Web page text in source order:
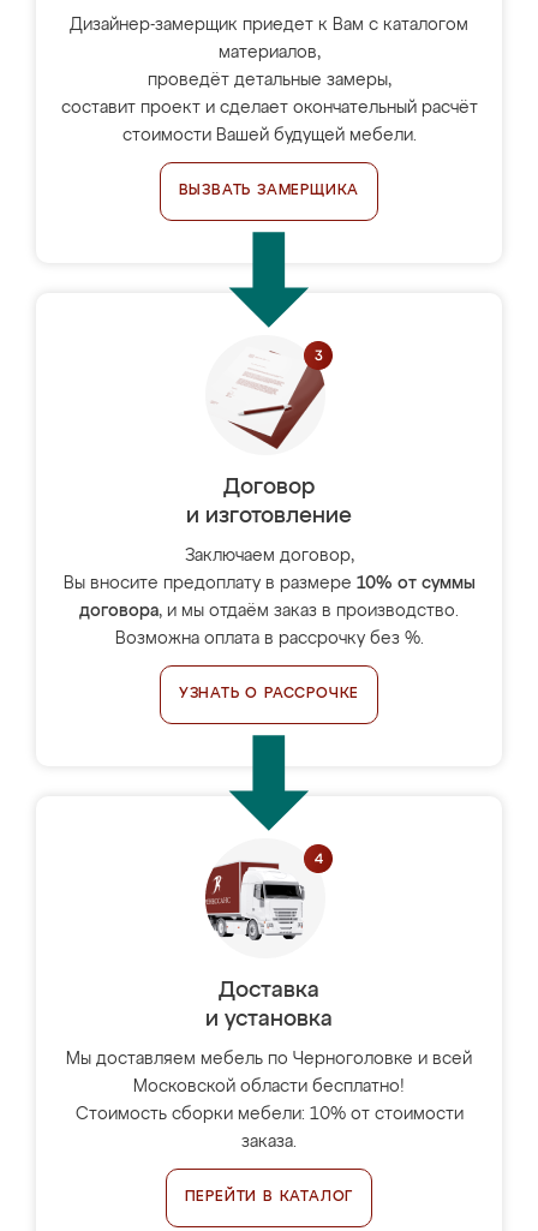
Дизайнер-замерщик приедет к Вам с каталогом
материалов,
проведёт детальные замеры,
составит проект и сделает окончательный расчёт
стоимости Вашей будущей мебели.
ВЫЗВАТЬ ЗАМЕРЩИКА
Договор
и изготовление
Заключаем договор,
Вы вносите предоплату в размере 10% от суммы
договора, и мы отдаём заказ в производство.
Возможна оплата в рассрочку без %.
УЗНАТЬ О РАССРОЧКЕ
Доставка
и установка
Мы доставляем мебель по Черноголовке и всей
Московской области бесплатно!
Стоимость сборки мебели: 10% от стоимости
заказа.
ПЕРЕЙТИ В КАТАЛОГ